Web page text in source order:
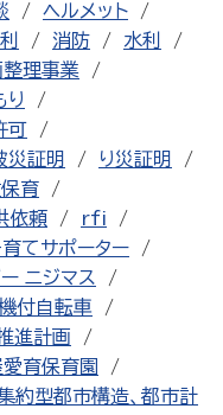
ヘルメット
消防
水利
理事業
り
可
災証明
り災証明
育
依頼
rfi
てサポーター
ニジマス
付自転車
進計画
育保育園
約型都市構造、都市計